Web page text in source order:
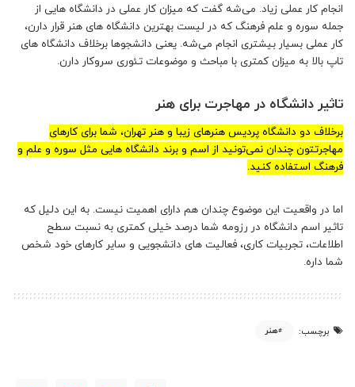
انجام کار عملی زیاد. می‌شه گفت که میزان کار عملی در دانشگاه هایی از
جمله سوره و علم فرهنگ که در لیست بهترین دانشگاه های هنر قرار دارن،
کار عملی بسیار بیشتری انجام می‌شه. یعنی دانشجوها برخلاف دانشگاه های
تاپ بالا به میزان کمتری با مباحث و موضوعات تئوری سروکار دارن.
تاثیر دانشگاه در مهاجرت برای هنر
برخلاف دو دانشگاه پردیس هنرهای زیبا و هنر تهران، شما برای کارهای
مهاجرتتون چندان نمی‌تونید از اسم و برند دانشگاه هایی مثل سوره و علم و
فرهنگ استفاده کنید.
اما در واقعیت این موضوع چندان هم دارای اهمیت نیست. به این دلیل که
تاثیر اسم دانشگاه در رزومه شما درصد خیلی کمتری به نسبت سطح
اطلاعات، تجربیات کاری، فعالیت های دانشجویی و سایر کارهای خود شخص
شما داره.
برچسب: هنر